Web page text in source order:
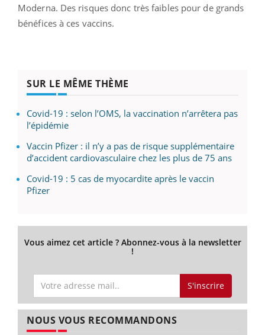
Moderna. Des risques donc très faibles pour de grands
bénéfices à ces vaccins.
SUR LE MÊME THÈME
Covid-19 : selon l’OMS, la vaccination n’arrêtera pas
l’épidémie
Vaccin Pfizer : il n’y a pas de risque supplémentaire
d’accident cardiovasculaire chez les plus de 75 ans
Covid-19 : 5 cas de myocardite après le vaccin
Pfizer
Vous aimez cet article ? Abonnez-vous à la newsletter
!
S'inscrire
NOUS VOUS RECOMMANDONS